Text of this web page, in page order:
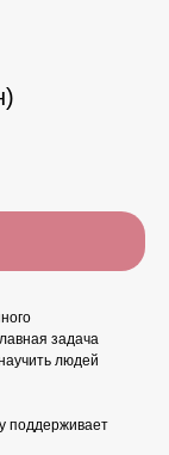
задача
людей
поддерживает